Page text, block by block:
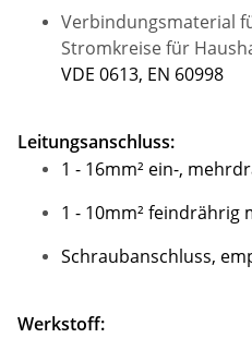
Verbindungsmaterial
Stromkreise für
VDE 0613, EN 60998
Leitungsanschluss:
1 - 16mm² ein-,
1 - 10mm² feindrährig
Schraubanschluss,
Werkstoff: